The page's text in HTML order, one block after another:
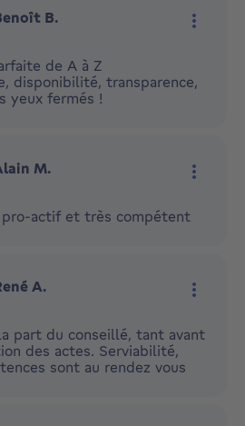
B.
de A à Z
disponibilité, transparence,
yeux fermés !
M.
actif et très compétent
A.
part du conseillé, tant avant
des actes. Serviabilité,
sont au rendez vous